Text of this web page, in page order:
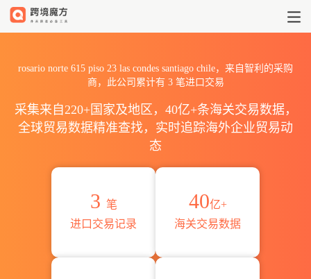
rosario norte 615 piso 23 las condes santiago chile，来自智利的采购
商，此公司累计有 3笔进口交易
采集来自220+国家及地区，40亿+条海关交易数据，
全球贸易数据精准查找，实时追踪海外企业贸易动
态
3 笔
进口交易记录
40亿+
海关交易数据